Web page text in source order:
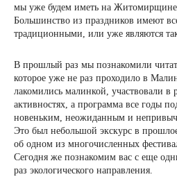
мы уже будем иметь на Житомирщине
Большинство из праздников имеют
традиционными, или уже являются
В прошлый раз мы познакомили
которое уже не раз проходило в
лакомились малинкой, участвовали в
активностях, а программа все годы
новеньким, неожиданным и
Это был небольшой экскурс в
об одном из многочисленных
Сегодня же познакомим вас с еще
раз экологического направления.